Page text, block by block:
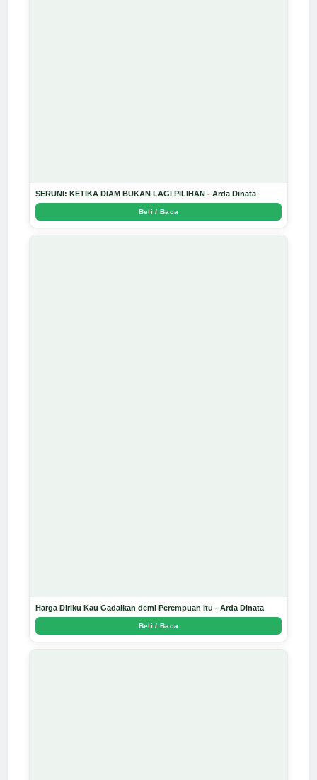
SERUNI: KETIKA DIAM BUKAN LAGI PILIHAN - Arda Dinata
Beli / Baca
Harga Diriku Kau Gadaikan demi Perempuan Itu - Arda Dinata
Beli / Baca